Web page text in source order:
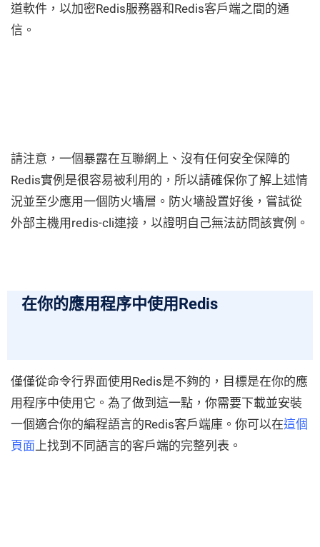
道軟件，以加密Redis服務器和Redis客戶端之間的通
信。
請注意，一個暴露在互聯網上、沒有任何安全保障的
Redis實例是很容易被利用的，所以請確保你了解上述情
況並至少應用一個防火墻層。防火墻設置好後，嘗試從
外部主機用redis-cli連接，以證明自己無法訪問該實例。
在你的應用程序中使用Redis
僅僅從命令行界面使用Redis是不夠的，目標是在你的應
用程序中使用它。為了做到這一點，你需要下載並安裝
一個適合你的編程語言的Redis客戶端庫。你可以在這個
頁面 上找到不同語言的客戶端的完整列表。